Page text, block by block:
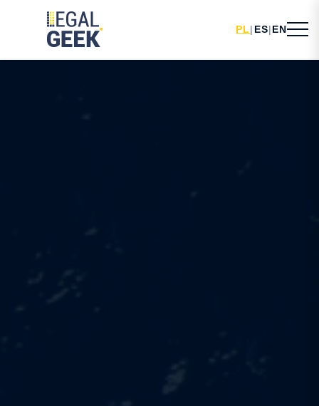
PL | ES| EN